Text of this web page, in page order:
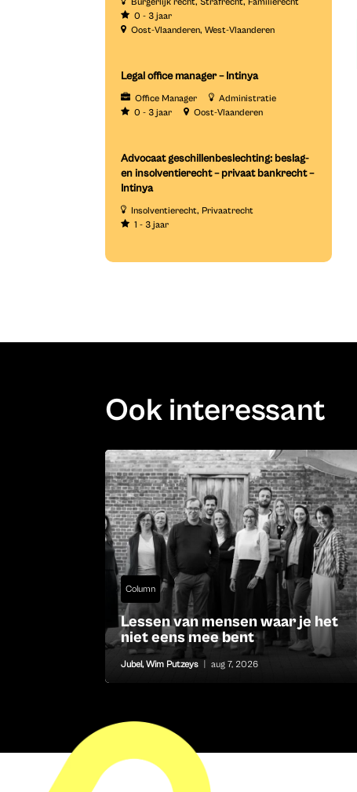
0 - 3 jaar
Oost-Vlaanderen West-Vlaanderen
Legal office manager – Intinya
Office Manager
Administratie
0 - 3 jaar
Oost-Vlaanderen
Advocaat geschillenbeslechting: beslag-
en insolventierecht – privaat bankrecht –
Intinya
Insolventierecht Privaatrecht
1 - 3 jaar
Ook interessant
Column
Lessen van mensen waar je het
niet eens mee bent
Jubel,Wim Putzeys aug 7, 2026